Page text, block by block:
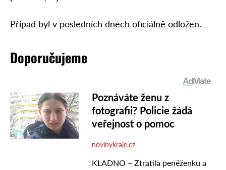
Případ byl v posledních dnech oficiálně odložen.
Doporučujeme